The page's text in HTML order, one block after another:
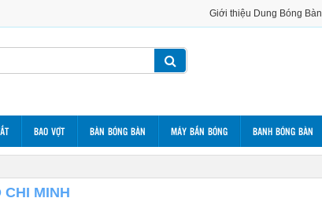
Giới thiệu Dung Bóng Bàn
BAO VỢT BÀN BÓNG BÀN MÁY BẮN BÓNG BANH BÓNG BÀN
CHI MINH